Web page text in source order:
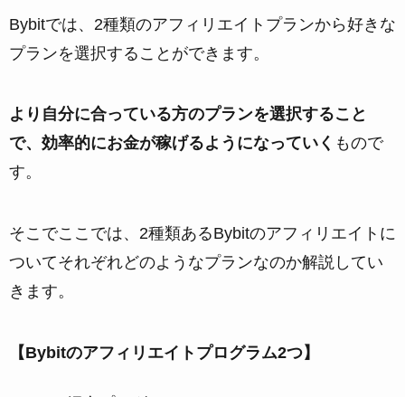
Bybitでは、2種類のアフィリエイトプランから好きな
プランを選択することができます。
より自分に合っている方のプランを選択すること
で、効率的にお金が稼げるようになっていく もので
す。
そこでここでは、2種類あるBybitのアフィリエイトに
ついてそれぞれどのようなプランなのか解説してい
きます。
【Bybitのアフィリエイトプログラム2つ】